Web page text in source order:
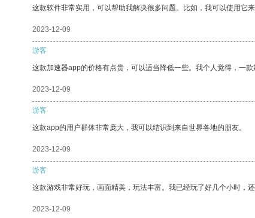
这款软件非常实用，可以帮助我解决很多问题。比如，我可以使用它
2023-12-09
游客
这款加速器app的价格有点贵，可以适当降低一些。我个人觉得，一
2023-12-09
游客
这款app的用户群体非常庞大，我可以结识到来自世界各地的朋友。
2023-12-09
游客
这款游戏非常好玩，画面精美，玩法丰富。我已经玩了好几个小时，还
2023-12-09